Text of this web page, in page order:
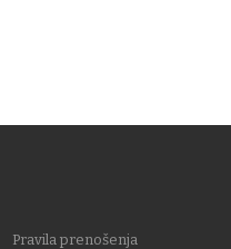
Pravila prenošenja